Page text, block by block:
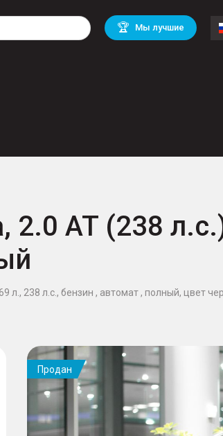
🏆 Мы лучшие
Mitsubishi BMW
Chevrolet Mercedes
2.0 AT (238
л., 238 л.с., бензин , автомат , полный, цвет
Продан